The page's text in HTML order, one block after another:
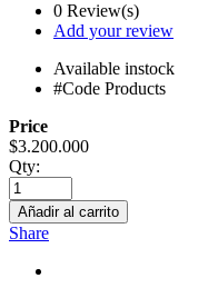
0 Review(s)
Add your review
Available instock
#Code Products
Price
$3.200.000
Qty:
Añadir al carrito
Share